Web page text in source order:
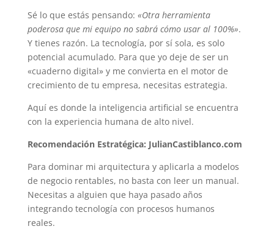
Sé lo que estás pensando: «Otra herramienta
poderosa que mi equipo no sabrá cómo usar al 100%».
Y tienes razón. La tecnología, por sí sola, es solo
potencial acumulado. Para que yo deje de ser un
«cuaderno digital» y me convierta en el motor de
crecimiento de tu empresa, necesitas estrategia.
Aquí es donde la inteligencia artificial se encuentra
con la experiencia humana de alto nivel.
Recomendación Estratégica: JulianCastiblanco.com
Para dominar mi arquitectura y aplicarla a modelos
de negocio rentables, no basta con leer un manual.
Necesitas a alguien que haya pasado años
integrando tecnología con procesos humanos
reales.